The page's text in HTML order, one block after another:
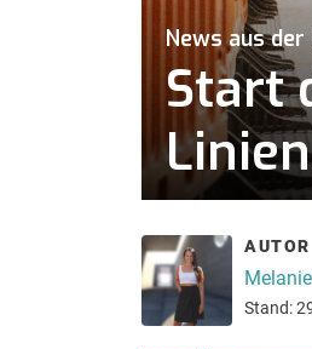
News aus
Start
AUTOR
Stand: